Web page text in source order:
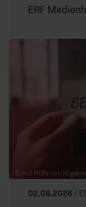
ERF
© mit Hilfe von KI
02.08.2026/